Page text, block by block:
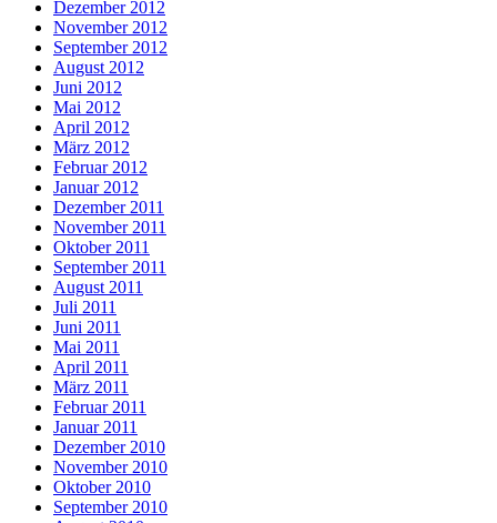
Dezember 2012
November 2012
September 2012
August 2012
Juni 2012
Mai 2012
April 2012
März 2012
Februar 2012
Januar 2012
Dezember 2011
November 2011
Oktober 2011
September 2011
August 2011
Juli 2011
Juni 2011
Mai 2011
April 2011
März 2011
Februar 2011
Januar 2011
Dezember 2010
November 2010
Oktober 2010
September 2010